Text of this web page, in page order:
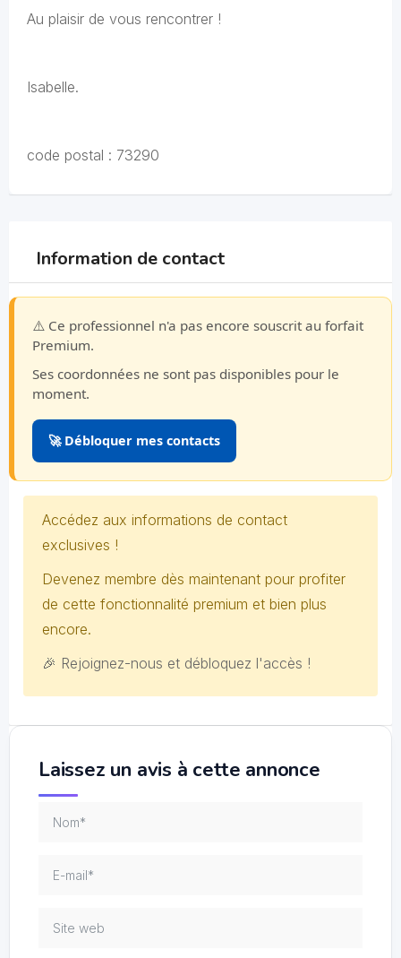
Au plaisir de vous rencontrer !
Isabelle.
code postal : 73290
Information de contact
⚠️ Ce professionnel n'a pas encore souscrit au forfait
Premium.
Ses coordonnées ne sont pas disponibles pour le
moment.
🚀 Débloquer mes contacts
Accédez aux informations de contact
exclusives !
Devenez membre dès maintenant pour profiter
de cette fonctionnalité premium et bien plus
encore.
🎉 Rejoignez-nous et débloquez l'accès !
Laissez un avis à cette annonce